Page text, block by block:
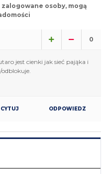
osoby, mogą
0
jest cienki jak sieć pająka i
CYTUJ ODPOWIEDZ